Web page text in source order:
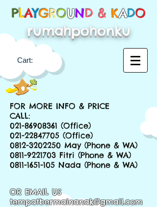
PLAYGROUND & KADO
rumahpohonku
Cart:
FOR MORE INFO & PRICE
CALL:
021-86908361 (Office)
021-22847705 (Office)
0812-3202250 May (Phone & WA)
0811-9221703 Fitri (Phone & WA)
0811-1651-105 Nada (Phone & WA)
OR EMAIL US
tempatbermainanak@gmail.com